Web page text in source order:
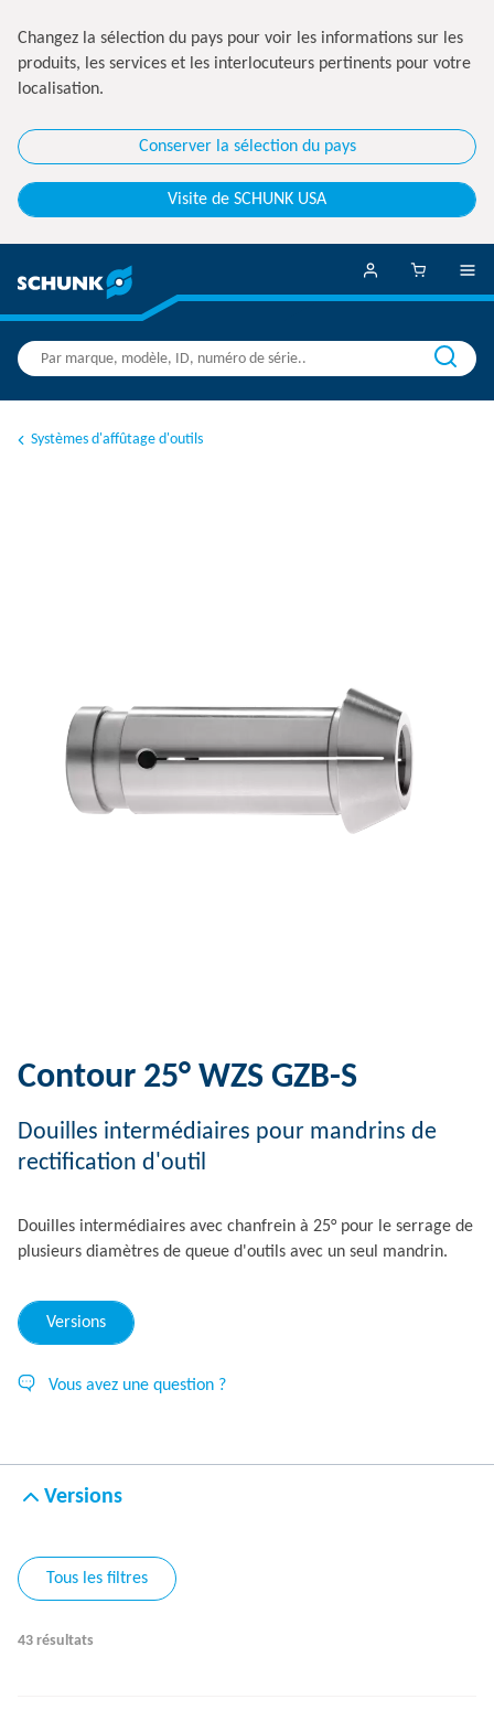
Changez la sélection du pays pour voir les informations sur les
produits, les services et les interlocuteurs pertinents pour votre
localisation.
Conserver la sélection du pays
Visite de SCHUNK USA
Systèmes d'affûtage d'outils
Contour 25° WZS GZB-S
Douilles intermédiaires pour mandrins de
rectification d'outil
Douilles intermédiaires avec chanfrein à 25° pour le serrage de
plusieurs diamètres de queue d'outils avec un seul mandrin.
Versions
Vous avez une question ?
Versions
Tous les filtres
43 résultats